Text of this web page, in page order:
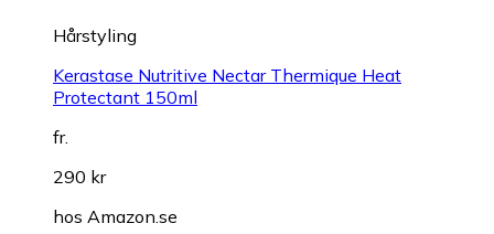
Hårstyling
Kerastase Nutritive Nectar Thermique Heat
Protectant 150ml
fr.
290 kr
hos Amazon.se